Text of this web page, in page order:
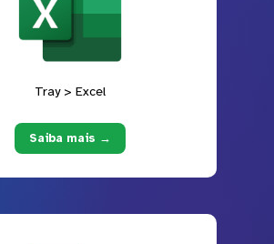
Tray > Excel
Saiba mais →